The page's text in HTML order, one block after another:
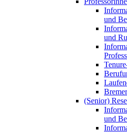
und
und
(Senior)
und